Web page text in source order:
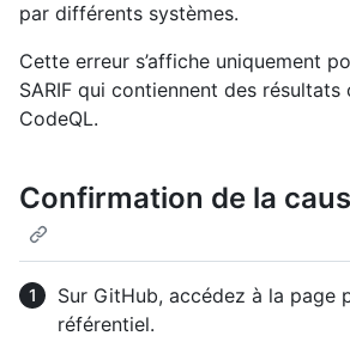
par différents systèmes.
Cette erreur s’affiche uniquement
SARIF qui contiennent des résultats
CodeQL.
Confirmation de la
Sur GitHub, accédez à la page
référentiel.